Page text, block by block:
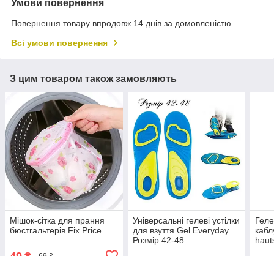
Умови повернення
Повернення товару впродовж 14 днів за домовленістю
Всі умови повернення
З цим товаром також замовляють
Мішок-сітка для прання
бюстгальтерів Fix Price
Універсальні гелеві устілки
для взуття Gel Everyday
Розмір 42-48